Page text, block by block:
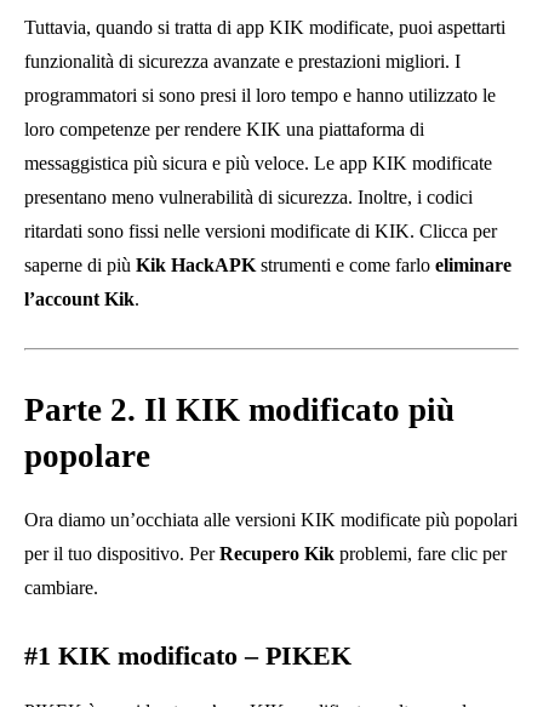
Tuttavia, quando si tratta di app KIK modificate, puoi aspettarti
funzionalità di sicurezza avanzate e prestazioni migliori. I
programmatori si sono presi il loro tempo e hanno utilizzato le
loro competenze per rendere KIK una piattaforma di
messaggistica più sicura e più veloce. Le app KIK modificate
presentano meno vulnerabilità di sicurezza. Inoltre, i codici
ritardati sono fissi nelle versioni modificate di KIK. Clicca per
saperne di più Kik HackAPK strumenti e come farlo eliminare
l’account Kik.
Parte 2. Il KIK modificato più
popolare
Ora diamo un’occhiata alle versioni KIK modificate più popolari
per il tuo dispositivo. PerRecupero Kik problemi, fare clic per
cambiare.
#1 KIK modificato – PIKEK